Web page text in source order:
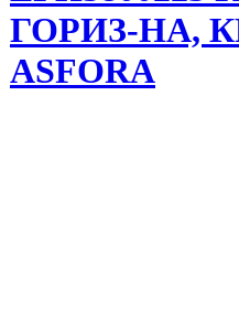
ГОРИЗ-НА,
ASFORA